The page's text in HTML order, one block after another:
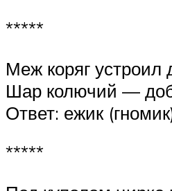
*****
Меж коряг устроил
Шар колючий —
Ответ: ежик
*****